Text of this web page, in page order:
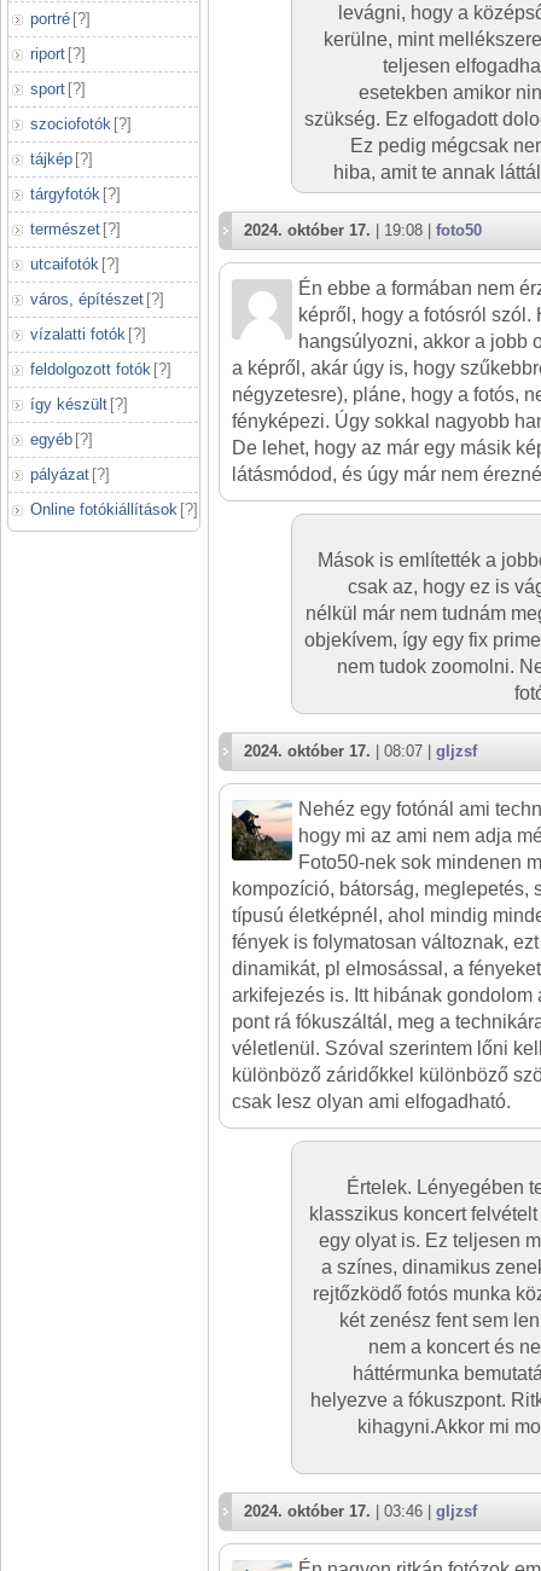
portré [?]
riport [?]
sport [?]
szociofotók [?]
tájkép [?]
tárgyfotók [?]
természet [?]
utcaifotók [?]
város, építészet [?]
vízalatti fotók [?]
feldolgozott fotók [?]
így készült [?]
egyéb [?]
pályázat [?]
Online fotókiállítások [?]
levágni, hogy a
kerülne, mint
teljesen
esetekben amikor
szükség. Ez elfogadott
Ez pedig mégcsak
hiba, amit te annak
2024. október 17. | 19:08 | foto50
Én ebbe a formában nem
képről, hogy a fotósról szól.
hangsúlyozni, akkor a jobb
a képről, akár úgy is, hogy
négyzetesre), pláne, hogy a fotós,
fényképezi. Úgy sokkal nagyobb
De lehet, hogy az már egy másik
látásmódod, és úgy már nem
Mások is említették a
csak az, hogy ez is
nélkül már nem tudnám
objekívem, így egy fix
nem tudok zoomolni.
2024. október 17. | 08:07 | gljzsf
Nehéz egy fotónál ami
hogy mi az ami nem adja
Foto50-nek sok mindenen
kompozíció, bátorság, meglepetés,
típusú életképnél, ahol mindig
fények is folymatosan változnak,
dinamikát, pl elmosással, a
arkifejezés is. Itt hibának gondolom
pont rá fókuszáltál, meg a
véletlenül. Szóval szerintem lőni
különböző záridőkkel különböző
csak lesz olyan ami elfogadható.
Értelek. Lényegében
klasszikus koncert
egy olyat is. Ez teljesen
a színes, dinamikus
rejtőzködő fotós munka
két zenész fent sem
nem a koncert és
háttérmunka
helyezve a fókuszpont.
kihagyni.Akkor mi
2024. október 17. | 03:46 | gljzsf